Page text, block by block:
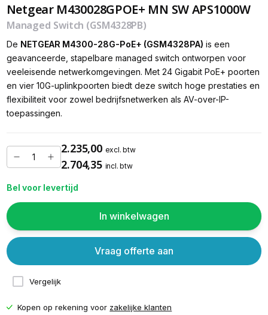
Netgear M430028GPOE+ MN SW APS1000W
Managed Switch (GSM4328PB)
De NETGEAR M4300-28G-PoE+ (GSM4328PA) is een
geavanceerde, stapelbare managed switch ontworpen voor
veeleisende netwerkomgevingen. Met 24 Gigabit PoE+ poorten
en vier 10G-uplinkpoorten biedt deze switch hoge prestaties en
flexibiliteit voor zowel bedrijfsnetwerken als AV-over-IP-
toepassingen.
2.235,00 excl. btw
2.704,35 incl. btw
Bel voor levertijd
In winkelwagen
Vergelijk
Vraag offerte aan
Kopen op rekening voor zakelijke klanten